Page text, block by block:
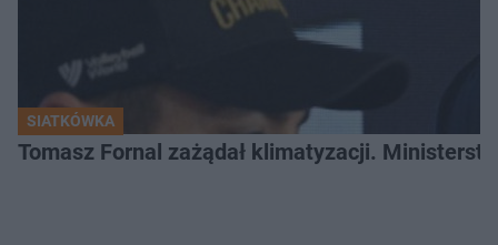
SIATKÓWKA
Tomasz Fornal zażądał klimatyzacji.